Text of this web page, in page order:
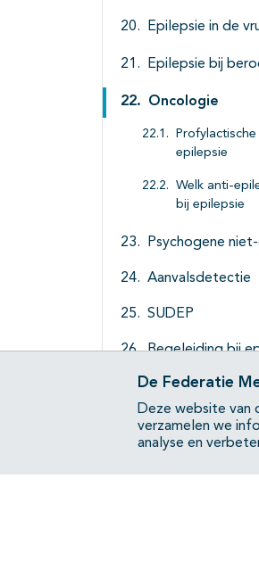
Epilepsie in de
Epilepsie bij
Oncologie
epilepsie
Welk anti-
bij epilepsie
Psychogene
Aanvalsdetectie
SUDEP
Begeleiding bij
Organisatie van
Bijlagen
De Federatie
Deze website van
verzamelen we
analyse en